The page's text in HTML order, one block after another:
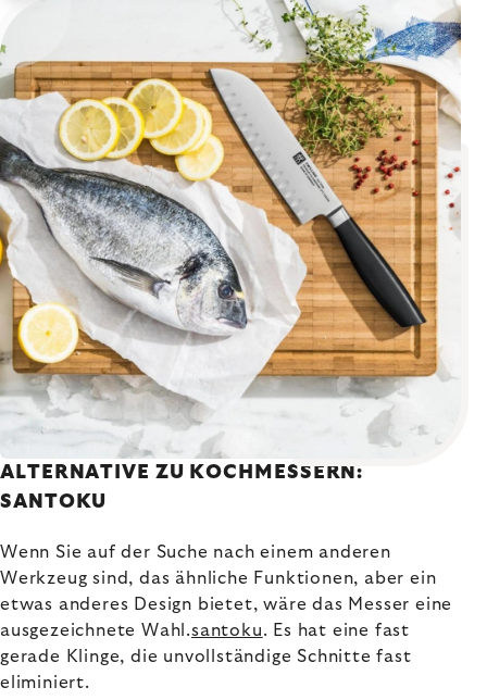
ALTERNATIVE ZU KOCHMESSERN:
SANTOKU
Wenn Sie auf der Suche nach einem anderen
Werkzeug sind, das ähnliche Funktionen, aber ein
etwas anderes Design bietet, wäre das Messer eine
ausgezeichnete Wahl.santoku. Es hat eine fast
gerade Klinge, die unvollständige Schnitte fast
eliminiert.